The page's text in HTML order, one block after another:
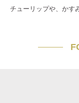
チューリップや、かす